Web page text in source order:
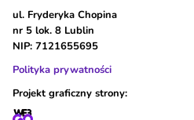
ul. Fryderyka Chopina
nr 5 lok. 8 Lublin
NIP: 7121655695
Polityka prywatności
Projekt graficzny strony: